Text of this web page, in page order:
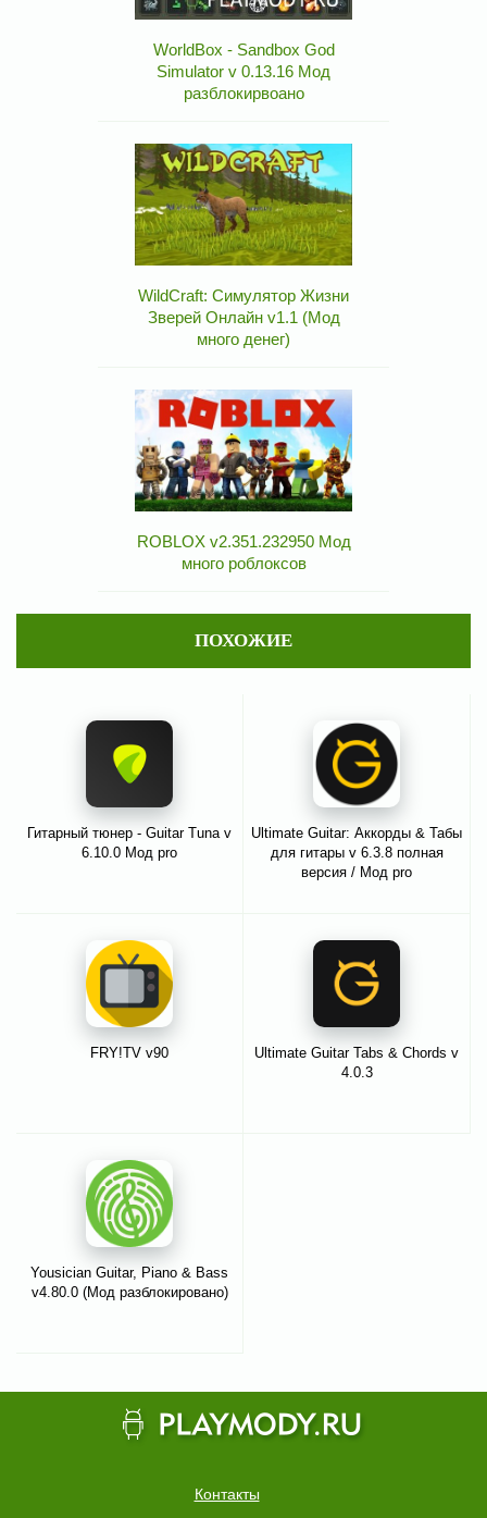
WorldBox - Sandbox God
Simulator v 0.13.16 Мод
разблокирвоано
WildCraft: Симулятор Жизни
Зверей Онлайн v1.1 (Мод
много денег)
ROBLOX v2.351.232950 Мод
много роблоксов
ПОХОЖИЕ
Гитарный тюнер - Guitar Tuna v
6.10.0 Мод pro
Ultimate Guitar: Аккорды & Табы
для гитары v 6.3.8 полная
версия / Мод pro
FRY!TV v90
Ultimate Guitar Tabs & Chords v
4.0.3
Yousician Guitar, Piano & Bass
v4.80.0 (Мод разблокировано)
Контакты